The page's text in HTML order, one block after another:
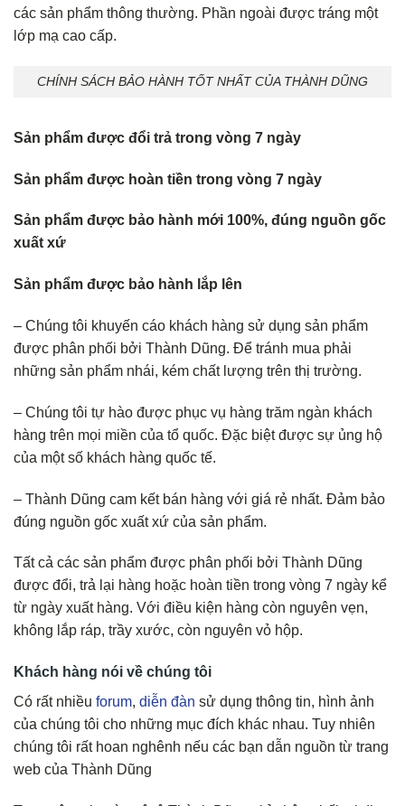
các sản phẩm thông thường. Phần ngoài được tráng một
lớp mạ cao cấp.
CHÍNH SÁCH BẢO HÀNH TỐT NHẤT CỦA THÀNH DŨNG
Sản phẩm được đổi trả trong vòng 7 ngày
Sản phẩm được hoàn tiền trong vòng 7 ngày
Sản phẩm được bảo hành mới 100%, đúng nguồn gốc
xuất xứ
Sản phẩm được bảo hành lắp lên
– Chúng tôi khuyến cáo khách hàng sử dụng sản phẩm
được phân phối bởi Thành Dũng. Để tránh mua phải
những sản phẩm nhái, kém chất lượng trên thị trường.
– Chúng tôi tự hào được phục vụ hàng trăm ngàn khách
hàng trên mọi miền của tổ quốc. Đặc biệt được sự ủng hộ
của một số khách hàng quốc tế.
– Thành Dũng cam kết bán hàng với giá rẻ nhất. Đảm bảo
đúng nguồn gốc xuất xứ của sản phẩm.
Tất cả các sản phẩm được phân phối bởi Thành Dũng
được đổi, trả lại hàng hoặc hoàn tiền trong vòng 7 ngày kể
từ ngày xuất hàng. Với điều kiện hàng còn nguyên vẹn,
không lắp ráp, trầy xước, còn nguyên vỏ hộp.
Khách hàng nói về chúng tôi
Có rất nhiều forum, diễn đàn sử dụng thông tin, hình ảnh
của chúng tôi cho những mục đích khác nhau. Tuy nhiên
chúng tôi rất hoan nghênh nếu các bạn dẫn nguồn từ trang
web của Thành Dũng